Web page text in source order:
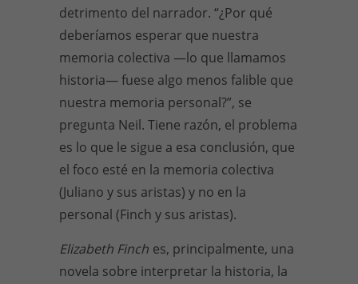
detrimento del narrador. “¿Por qué
deberíamos esperar que nuestra
memoria colectiva —lo que llamamos
historia— fuese algo menos falible que
nuestra memoria personal?”, se
pregunta Neil. Tiene razón, el problema
es lo que le sigue a esa conclusión, que
el foco esté en la memoria colectiva
(Juliano y sus aristas) y no en la
personal (Finch y sus aristas).
Elizabeth Finch es, principalmente, una
novela sobre interpretar la historia, la